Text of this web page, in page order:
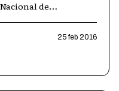
de
25 feb 2016